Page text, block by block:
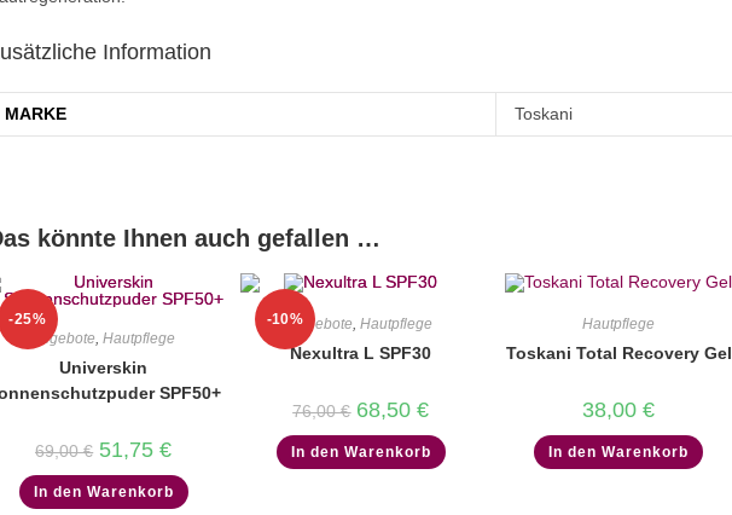
Information
MARKE Toskani
könnte Ihnen auch gefallen …
-25%
Angebote,Hautpflege
Universkin
SPF50+
69,00€ Ursprünglicher
Preis
war:
69,00 €
51,75€Aktueller
ist:
51,75 €.
In den Warenkorb
-10%Angebote,Hautpflege
Nexultra L SPF30
76,00€ Ursprünglicher
Preis
war:
76,00 €
68,50€Aktueller
ist:
68,50 €.
In den Warenkorb
Hautpflege
Toskani Total Recovery Gel
38,00€
In den Warenkorb